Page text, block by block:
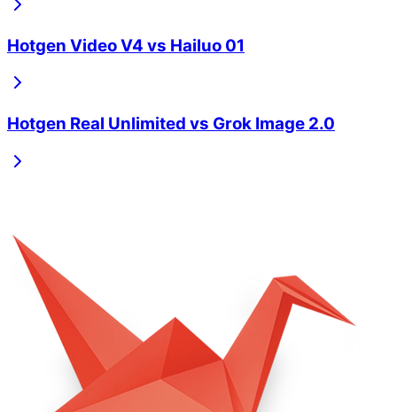
Hotgen Video V4 vs Hailuo 01
Hotgen Real Unlimited vs Grok Image 2.0